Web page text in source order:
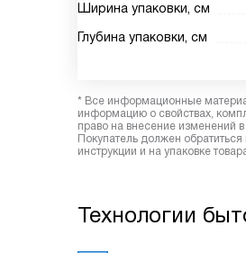
Ширина упаковки, см
Глубина упаковки, см
* Все информационные
информацию о свойствах,
право на внесение изменений
Покупатель должен
инструкции и на упаковке
Технологии